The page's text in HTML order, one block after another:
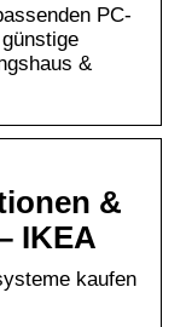
PC-
&
&
IKEA
kaufen